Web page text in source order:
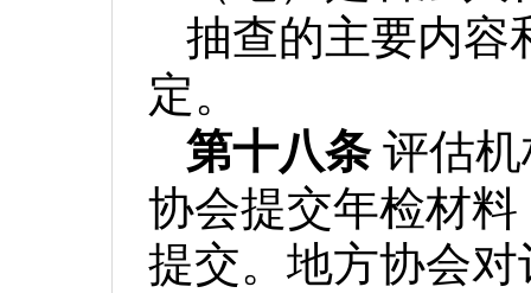
抽查的主要内容
定。
第十八条 评估
协会提交年检材
提交。地方协会